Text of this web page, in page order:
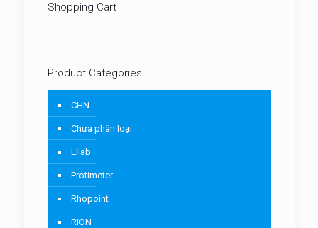
Shopping Cart
Product Categories
CHN
Chưa phân loại
Ellab
Protimeter
Rhopoint
RION